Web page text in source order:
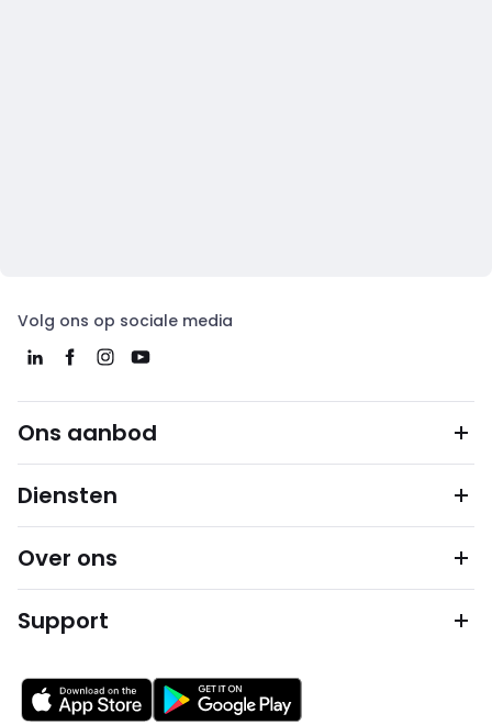
Volg ons op sociale media
Ons aanbod
Diensten
Over ons
Support